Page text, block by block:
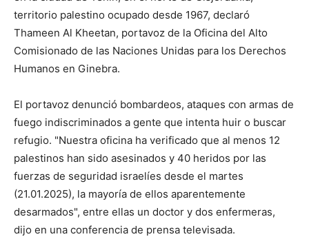
territorio palestino ocupado desde 1967, declaró
Thameen Al Kheetan, portavoz de la Oficina del Alto
Comisionado de las Naciones Unidas para los Derechos
Humanos en Ginebra.
El portavoz denunció bombardeos, ataques con armas de
fuego indiscriminados a gente que intenta huir o buscar
refugio. "Nuestra oficina ha verificado que al menos 12
palestinos han sido asesinados y 40 heridos por las
fuerzas de seguridad israelíes desde el martes
(21.01.2025), la mayoría de ellos aparentemente
desarmados", entre ellas un doctor y dos enfermeras,
dijo en una conferencia de prensa televisada.